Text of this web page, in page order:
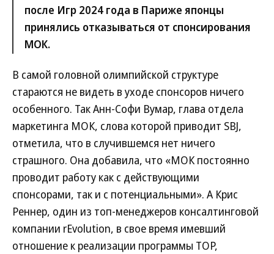
после Игр 2024 года в Париже японцы
принялись отказываться от спонсирования
МОК.
В самой головной олимпийской структуре
стараются не видеть в уходе спонсоров ничего
особенного. Так Анн-Софи Вумар, глава отдела
маркетинга МОК, слова которой приводит SBJ,
отметила, что в случившемся нет ничего
страшного. Она добавила, что «МОК постоянно
проводит работу как с действующими
спонсорами, так и с потенциальными». А Крис
Реннер, один из топ-менеджеров консалтинговой
компании rEvolution, в свое время имевший
отношение к реализации программы TOP,